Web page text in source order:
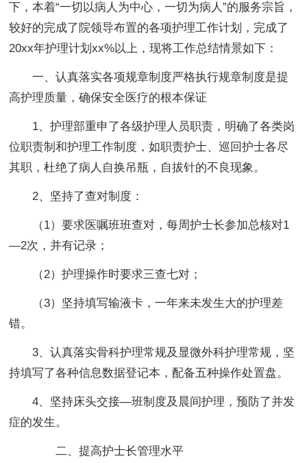
下，本着“一切以病人为中心，一切为病人”的服务宗旨，
较好的完成了院领导布置的各项护理工作计划，完成了
20xx年护理计划xx%以上，现将工作总结情景如下：
一、认真落实各项规章制度严格执行规章制度是提
高护理质量，确保安全医疗的根本保证
1、护理部重申了各级护理人员职责，明确了各类岗
位职责制和护理工作制度，如职责护士、巡回护士各尽
其职，杜绝了病人自换吊瓶，自拔针的不良现象。
2、坚持了查对制度：
（1）要求医嘱班班查对，每周护士长参加总核对1
—2次，并有记录；
（2）护理操作时要求三查七对；
（3）坚持填写输液卡，一年来未发生大的护理差
错。
3、认真落实骨科护理常规及显微外科护理常规，坚
持填写了各种信息数据登记本，配备五种操作处置盘。
4、坚持床头交接—班制度及晨间护理，预防了并发
症的发生。
二、提高护士长管理水平